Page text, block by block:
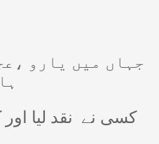
جہاں میں یارو
کسی نے نقد لیا